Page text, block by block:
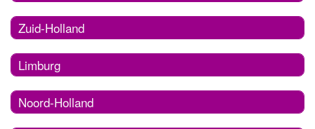
Zuid-Holland
Limburg
Noord-Holland